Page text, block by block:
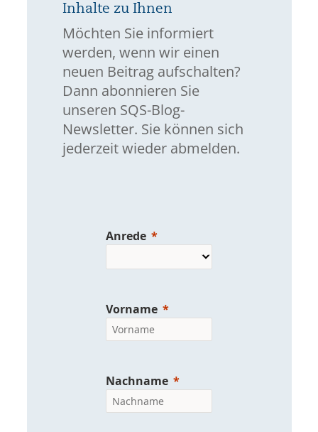
Inhalte zu Ihnen
Möchten Sie informiert
werden, wenn wir einen
neuen Beitrag aufschalten?
Dann abonnieren Sie
unseren SQS-Blog-
Newsletter. Sie können sich
jederzeit wieder abmelden.
Anrede
Vorname
Nachname